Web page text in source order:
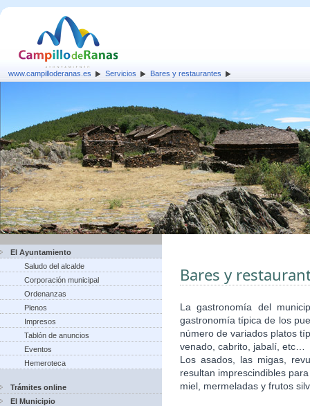
www.campilloderanas.es Servicios Bares y restaurantes
El Ayuntamiento
Saludo del alcalde
Corporación municipal
Ordenanzas
Plenos
Impresos
Tablón de anuncios
Eventos
Hemeroteca
Trámites online
El Municipio
Bares y
La gastronomía del
gastronomía típica de los
número de variados platos
venado, cabrito, jabalí, etc…
Los asados, las migas,
resultan imprescindibles
miel, mermeladas y frutos